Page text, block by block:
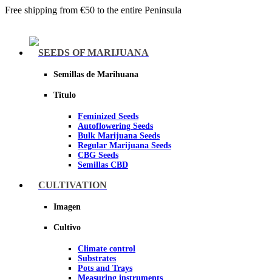
Free shipping from €50 to the entire Peninsula
SEEDS OF MARIJUANA
Semillas de Marihuana
Titulo
Feminized Seeds
Autoflowering Seeds
Bulk Marijuana Seeds
Regular Marijuana Seeds
CBG Seeds
Semillas CBD
Sheer seeds
CULTIVATION
Imagen
Cultivo
Climate control
Substrates
Pots and Trays
Measuring instruments